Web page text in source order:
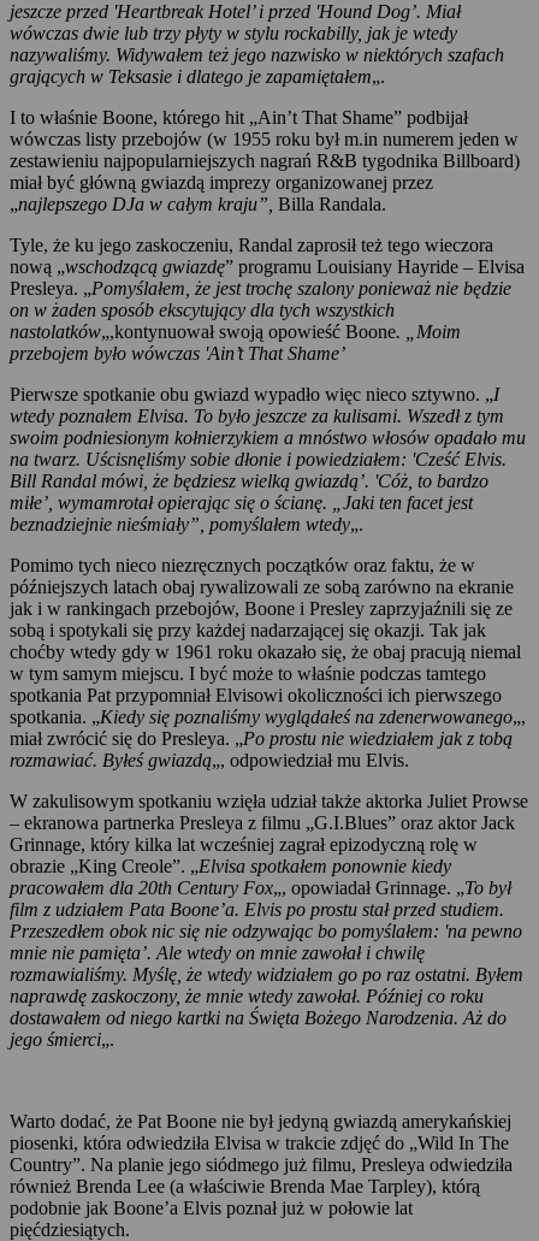
jeszcze przed 'Heartbreak Hotel’ i przed 'Hound Dog’. Miał
wówczas dwie lub trzy płyty w stylu rockabilly, jak je wtedy
nazywaliśmy. Widywałem też jego nazwisko w niektórych szafach
grających w Teksasie i dlatego je zapamiętałem„.
I to właśnie Boone, którego hit „Ain’t That Shame” podbijał
wówczas listy przebojów (w 1955 roku był m.in numerem jeden w
zestawieniu najpopularniejszych nagrań R&B tygodnika Billboard)
miał być główną gwiazdą imprezy organizowanej przez
„najlepszego DJa w całym kraju”, Billa Randala.
Tyle, że ku jego zaskoczeniu, Randal zaprosił też tego wieczora
nową „wschodzącą gwiazdę” programu Louisiany Hayride – Elvisa
Presleya. „Pomyślałem, że jest trochę szalony ponieważ nie będzie
on w żaden sposób ekscytujący dla tych wszystkich
nastolatków„,kontynuował swoją opowieść Boone. „Moim
przebojem było wówczas 'Ain’t That Shame’
Pierwsze spotkanie obu gwiazd wypadło więc nieco sztywno. „I
wtedy poznałem Elvisa. To było jeszcze za kulisami. Wszedł z tym
swoim podniesionym kołnierzykiem a mnóstwo włosów opadało mu
na twarz. Uścisnęliśmy sobie dłonie i powiedziałem: 'Cześć Elvis.
Bill Randal mówi, że będziesz wielką gwiazdą’. 'Cóż, to bardzo
miłe’, wymamrotał opierając się o ścianę. „Jaki ten facet jest
beznadziejnie nieśmiały”, pomyślałem wtedy„.
Pomimo tych nieco niezręcznych początków oraz faktu, że w
późniejszych latach obaj rywalizowali ze sobą zarówno na ekranie
jak i w rankingach przebojów, Boone i Presley zaprzyjaźnili się ze
sobą i spotykali się przy każdej nadarzającej się okazji. Tak jak
choćby wtedy gdy w 1961 roku okazało się, że obaj pracują niemal
w tym samym miejscu. I być może to właśnie podczas tamtego
spotkania Pat przypomniał Elvisowi okoliczności ich pierwszego
spotkania. „Kiedy się poznaliśmy wyglądałeś na zdenerwowanego„,
miał zwrócić się do Presleya. „Po prostu nie wiedziałem jak z tobą
rozmawiać. Byłeś gwiazdą„, odpowiedział mu Elvis.
W zakulisowym spotkaniu wzięła udział także aktorka Juliet Prowse
– ekranowa partnerka Presleya z filmu „G.I.Blues” oraz aktor Jack
Grinnage, który kilka lat wcześniej zagrał epizodyczną rolę w
obrazie „King Creole”. „Elvisa spotkałem ponownie kiedy
pracowałem dla 20th Century Fox„, opowiadał Grinnage. „To był
film z udziałem Pata Boone’a. Elvis po prostu stał przed studiem.
Przeszedłem obok nic się nie odzywając bo pomyślałem: 'na pewno
mnie nie pamięta’. Ale wtedy on mnie zawołał i chwilę
rozmawialiśmy. Myślę, że wtedy widziałem go po raz ostatni. Byłem
naprawdę zaskoczony, że mnie wtedy zawołał. Później co roku
dostawałem od niego kartki na Święta Bożego Narodzenia. Aż do
jego śmierci„.
Warto dodać, że Pat Boone nie był jedyną gwiazdą amerykańskiej
piosenki, która odwiedziła Elvisa w trakcie zdjęć do „Wild In The
Country”. Na planie jego siódmego już filmu, Presleya odwiedziła
również Brenda Lee (a właściwie Brenda Mae Tarpley), którą
podobnie jak Boone’a Elvis poznał już w połowie lat
pięćdziesiątych.